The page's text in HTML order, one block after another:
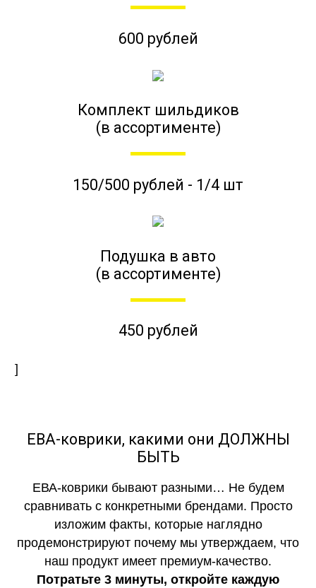
600 рублей
Комплект шильдиков
(в ассортименте)
150/500 рублей - 1/4 шт
Подушка в авто
(в ассортименте)
450 рублей
]
ЕВА-коврики, какими они ДОЛЖНЫ
БЫТЬ
ЕВА-коврики бывают разными… Не будем
сравнивать с конкретными брендами. Просто
изложим факты, которые наглядно
продемонстрируют почему мы утверждаем, что
наш продукт имеет премиум-качество.
Потратьте 3 минуты, откройте каждую